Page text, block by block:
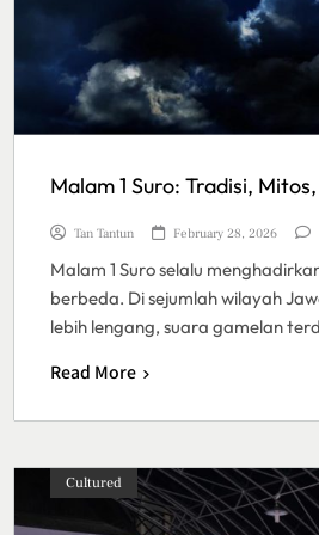
Malam 1 Suro: Tradisi,
Tan Tantun February 28, 2026
Malam 1 Suro selalu
berbeda. Di sejumlah wilayah
lebih lengang, suara gamelan
Read More
Cultured